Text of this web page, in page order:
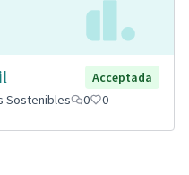
Acceptada
Sostenibles 0 0